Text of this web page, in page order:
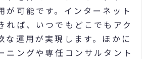
が可能です。インターネット
れば、いつでもどこでもアク
な運用が実現します。ほかに
ニングや専任コンサルタント